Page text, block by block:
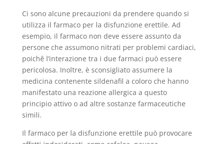
Ci sono alcune precauzioni da prendere quando si
utilizza il farmaco per la disfunzione erettile. Ad
esempio, il farmaco non deve essere assunto da
persone che assumono nitrati per problemi cardiaci,
poichê l’interazione tra i due farmaci può essere
pericolosa. Inoltre, è sconsigliato assumere la
medicina contenente sildenafil a coloro che hanno
manifestato una reazione allergica a questo
principio attivo o ad altre sostanze farmaceutiche
simili.
Il farmaco per la disfunzione erettile può provocare